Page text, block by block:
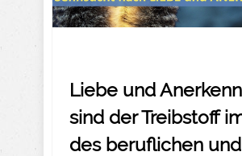
Liebe und
sind der Treibstoff
des beruflichen und